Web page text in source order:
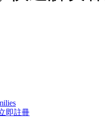
即註冊